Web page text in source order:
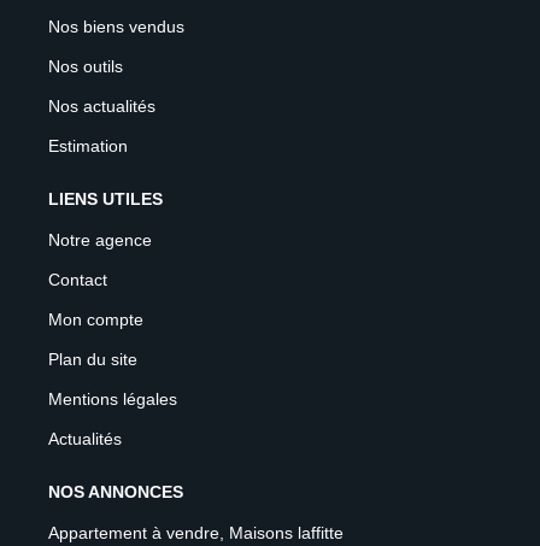
Nos biens vendus
Nos outils
Nos actualités
Estimation
LIENS UTILES
Notre agence
Contact
Mon compte
Plan du site
Mentions légales
Actualités
NOS ANNONCES
Appartement à vendre, Maisons laffitte